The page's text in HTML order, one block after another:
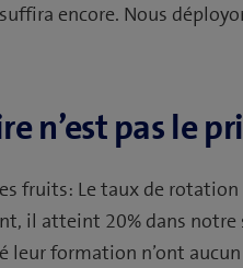
encore. Nous
n’est pas le
fruits: Le taux de
il atteint 20% dans notre
leur formation n’ont